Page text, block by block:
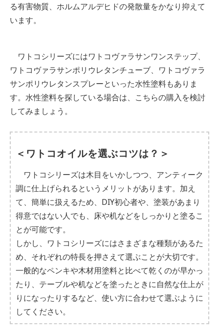
る有害物質、ホルムアルデヒドの発散量をかなり抑えて
います。
ワトコシリーズにはワトコヴァラサンワンステップ、
ワトコヴァラサンポリウレタンチューブ、ワトコヴァラ
サンポリウレタンスプレーといった水性塗料もありま
す。水性塗料を探している場合は、こちらの購入を検討
してみましょう。
＜ワトコオイルを選ぶコツは？＞
ワトコシリーズは木目をいかしつつ、アンティーク
調に仕上げられるというメリットがあります。加え
て、簡単に扱えるため、DIY初心者や、塗装があまり
得意ではない人でも、床や机などをしっかりと塗るこ
とが可能です。
しかし、ワトコシリーズにはさまざまな種類があるた
め、それぞれの特長を押さえて選ぶことが大切です。
一般的なペンキや木材用塗料と比べて乾くのが早かっ
たり、テーブルや机などを塗ったときに自然な仕上が
りになったりするなど、使い方に合わせて選ぶように
してください。